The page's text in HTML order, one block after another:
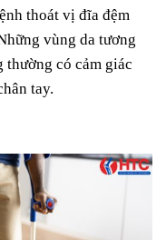
thoát vị đĩa đệm
vùng da tương
có cảm giác
tay.